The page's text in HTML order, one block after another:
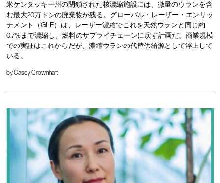
米ケンタッキー州の閉鎖された核濃縮施設には、微量のウランを含
む最大20万トンの廃棄物が残る。グローバル・レーザー・エンリッ
チメント（GLE）は、レーザー濃縮でこれを天然ウランと同じ約
0.7%まで濃縮し、燃料のサプライチェーンに戻す計画だ。商業規模
での実証はこれからだが、濃縮ウランの代替供給源として浮上して
いる。
byCasey Crownhart